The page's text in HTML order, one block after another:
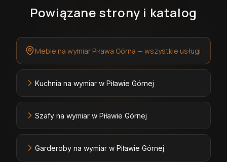
Powiązane strony i katalog
Meble na wymiar Piława Górna — wszystkie usługi
Kuchnia na wymiar w Piławie Górnej
Szafy na wymiar w Piławie Górnej
Garderoby na wymiar w Piławie Górnej